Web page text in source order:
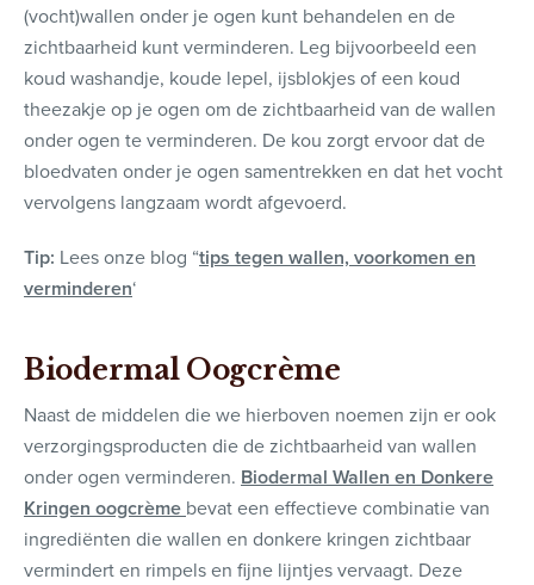
(vocht)wallen onder je ogen kunt behandelen en de
zichtbaarheid kunt verminderen. Leg bijvoorbeeld een
koud washandje, koude lepel, ijsblokjes of een koud
theezakje op je ogen om de zichtbaarheid van de wallen
onder ogen te verminderen. De kou zorgt ervoor dat de
bloedvaten onder je ogen samentrekken en dat het vocht
vervolgens langzaam wordt afgevoerd.
Tip: Lees onze blog “tips tegen wallen, voorkomen en
verminderen‘
Biodermal Oogcrème
Naast de middelen die we hierboven noemen zijn er ook
verzorgingsproducten die de zichtbaarheid van wallen
onder ogen verminderen. Biodermal Wallen en Donkere
Kringen oogcrème bevat een effectieve combinatie van
ingrediënten die wallen en donkere kringen zichtbaar
vermindert en rimpels en fijne lijntjes vervaagt. Deze